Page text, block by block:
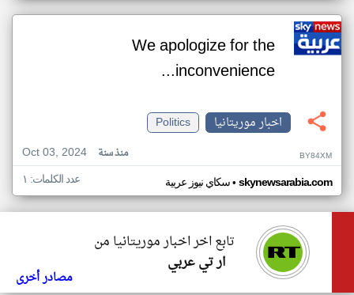
We apologize for the
inconvenience...
اخبار موريتانيا
Politics
Oct 03, 2024
منذ سنة BY84XM
سكاي نيوز عربية• skynewsarabia.com عدد الكلمات: ١
تابع اخر اخبار موريتانيا من
ار تي عربي
مصادر أخرى